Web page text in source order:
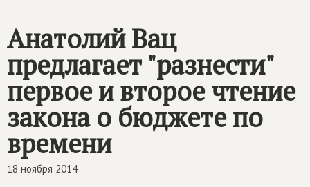
Контакты
Анатолий Вац
предлагает "разнести"
первое и второе чтение
закона о бюджете по
времени
18 ноября 2014